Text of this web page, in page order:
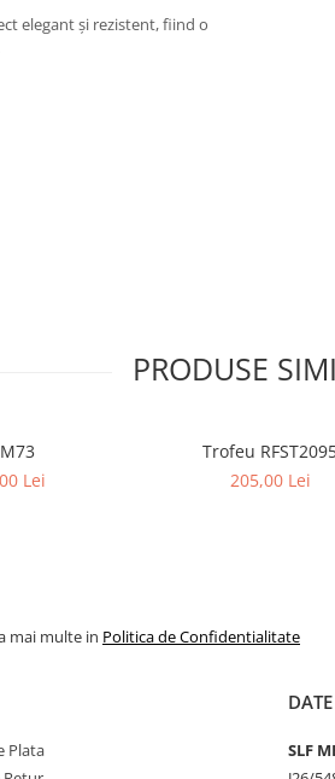
elegant și rezistent, fiind o
PRODUSE
Lei
Trofeu
205,00 Lei
mai multe in Politica de Confidentialitate
Plata
SLF